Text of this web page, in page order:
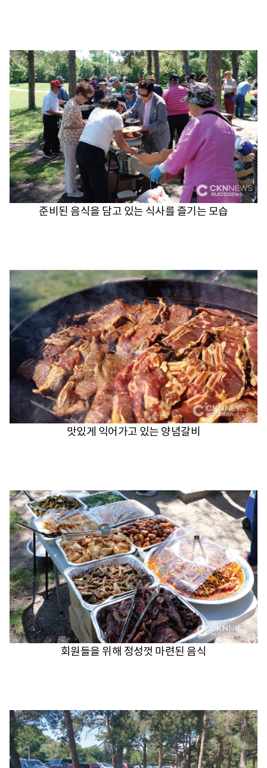
준비된 음식을 담고 있는 식사를 즐기는 모습
맛있게 익어가고 있는 양념갈비
회원들을 위해 정성껏 마련된 음식